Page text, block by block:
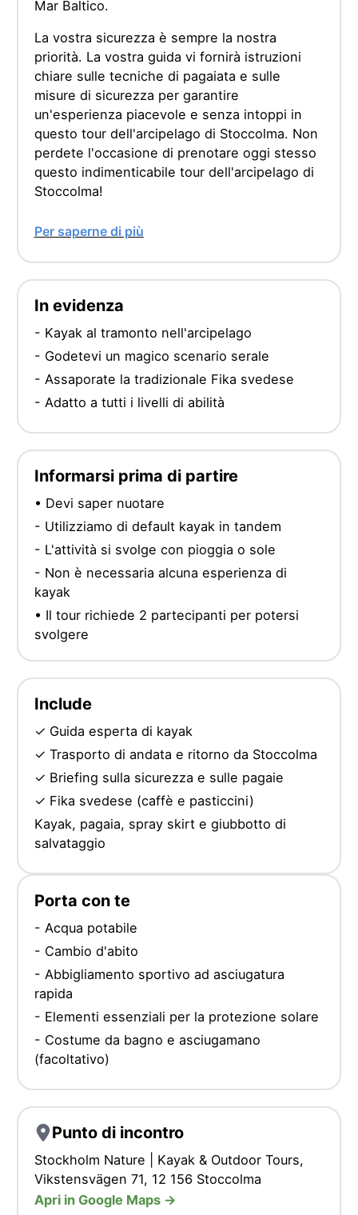
Mar Baltico.
La vostra sicurezza è sempre la nostra
priorità. La vostra guida vi fornirà istruzioni
chiare sulle tecniche di pagaiata e sulle
misure di sicurezza per garantire
un'esperienza piacevole e senza intoppi in
questo tour dell'arcipelago di Stoccolma. Non
perdete l'occasione di prenotare oggi stesso
questo indimenticabile tour dell'arcipelago di
Stoccolma!
Per saperne di più
In evidenza
- Kayak al tramonto nell'arcipelago
- Godetevi un magico scenario serale
- Assaporate la tradizionale Fika svedese
- Adatto a tutti i livelli di abilità
Informarsi prima di partire
• Devi saper nuotare
- Utilizziamo di default kayak in tandem
- L'attività si svolge con pioggia o sole
- Non è necessaria alcuna esperienza di
kayak
• Il tour richiede 2 partecipanti per potersi
svolgere
Include
✓ Guida esperta di kayak
✓ Trasporto di andata e ritorno da Stoccolma
✓ Briefing sulla sicurezza e sulle pagaie
✓ Fika svedese (caffè e pasticcini)
Kayak, pagaia, spray skirt e giubbotto di
salvataggio
Porta con te
- Acqua potabile
- Cambio d'abito
- Abbigliamento sportivo ad asciugatura
rapida
- Elementi essenziali per la protezione solare
- Costume da bagno e asciugamano
(facoltativo)
Punto di incontro
Stockholm Nature | Kayak & Outdoor Tours,
Vikstensvägen 71, 12 156 Stoccolma
Apri in Google Maps ->